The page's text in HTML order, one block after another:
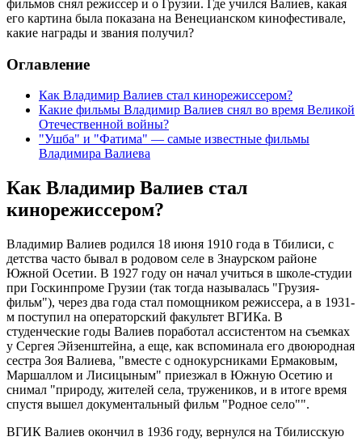
фильмов снял режиссер и о Грузии. Где учился Валиев, какая
его картина была показана на Венецианском кинофестивале,
какие награды и звания получил?
Оглавление
Как Владимир Валиев стал кинорежиссером?
Какие фильмы Владимир Валиев снял во время Великой
Отечественной войны?
"Ушба" и "Фатима" — самые известные фильмы
Владимира Валиева
Как Владимир Валиев стал
кинорежиссером?
Владимир Валиев родился 18 июня 1910 года в Тбилиси, с
детства часто бывал в родовом селе в Знаурском районе
Южной Осетии. В 1927 году он начал учиться в школе-студии
при Госкинпроме Грузии (так тогда называлась "Грузия-
фильм"), через два года стал помощником режиссера, а в 1931-
м поступил на операторский факультет ВГИКа. В
студенческие годы Валиев поработал ассистентом на съемках
у Сергея Эйзенштейна, а еще, как вспоминала его двоюродная
сестра Зоя Валиева, "вместе с однокурсниками Ермаковым,
Маршаллом и Лисицыным" приезжал в Южную Осетию и
снимал "природу, жителей села, тружеников, и в итоге время
спустя вышел документальный фильм "Родное село"".
ВГИК Валиев окончил в 1936 году, вернулся на Тбилисскую